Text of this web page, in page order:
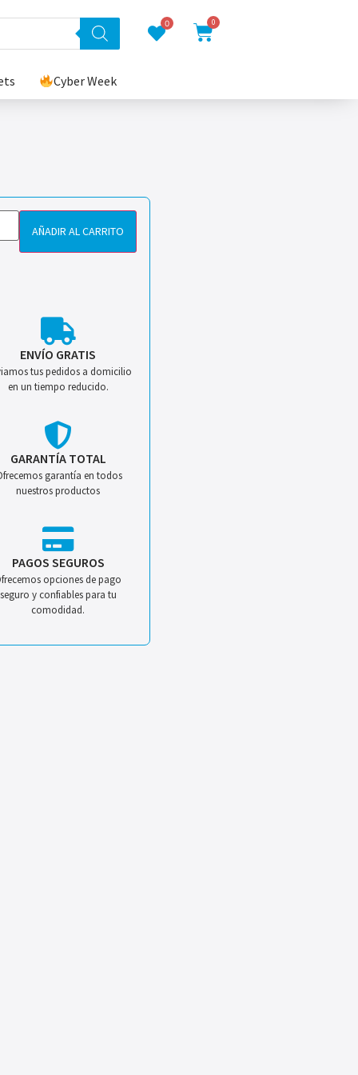
0 0
Cyber Week
AÑADIR AL CARRITO
ENVÍO GRATIS
tus pedidos a domicilio
en un tiempo reducido.
GARANTÍA TOTAL
garantía en todos
nuestros productos
PAGOS SEGUROS
opciones de pago
seguro y confiables para tu
comodidad.